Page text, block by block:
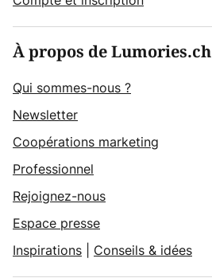
À propos de Lumories.ch
Qui sommes-nous ?
Newsletter
Coopérations marketing
Professionnel
Rejoignez-nous
Espace presse
Inspirations
Conseils & idées